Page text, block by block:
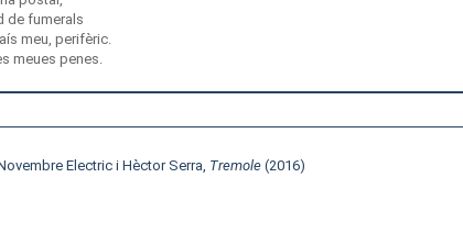
de fumerals
meu, perifèric.
meues penes.
Electric i Hèctor Serra, Tremole (2016)